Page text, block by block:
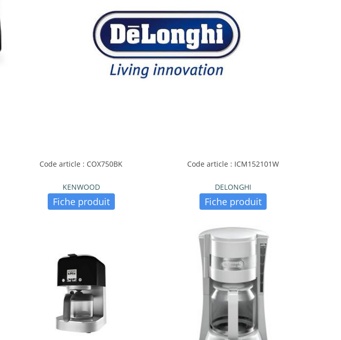
Code article : COX750BK
KENWOOD
Fiche produit
Code article : ICM152101W
DELONGHI
Fiche produit